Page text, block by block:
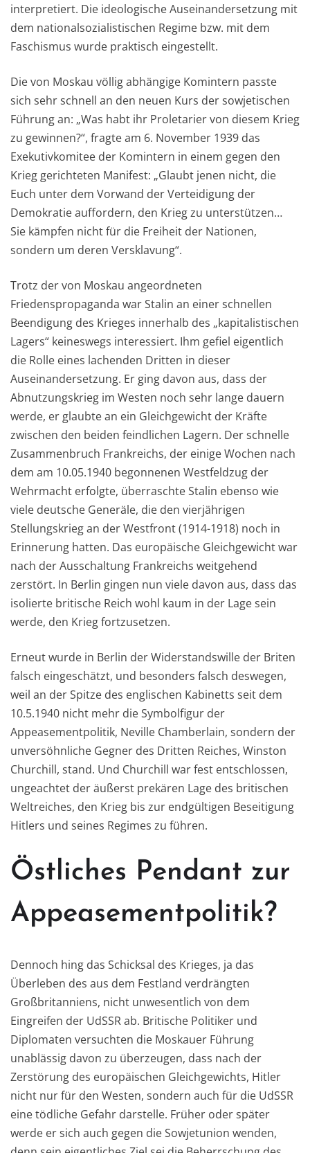
interpretiert. Die ideologische Auseinandersetzung mit
dem nationalsozialistischen Regime bzw. mit dem
Faschismus wurde praktisch eingestellt.
Die von Moskau völlig abhängige Komintern passte
sich sehr schnell an den neuen Kurs der sowjetischen
Führung an: „Was habt ihr Proletarier von diesem Krieg
zu gewinnen?“, fragte am 6. November 1939 das
Exekutivkomitee der Komintern in einem gegen den
Krieg gerichteten Manifest: „Glaubt jenen nicht, die
Euch unter dem Vorwand der Verteidigung der
Demokratie auffordern, den Krieg zu unterstützen…
Sie kämpfen nicht für die Freiheit der Nationen,
sondern um deren Versklavung“.
Trotz der von Moskau angeordneten
Friedenspropaganda war Stalin an einer schnellen
Beendigung des Krieges innerhalb des „kapitalistischen
Lagers“ keineswegs interessiert. Ihm gefiel eigentlich
die Rolle eines lachenden Dritten in dieser
Auseinandersetzung. Er ging davon aus, dass der
Abnutzungskrieg im Westen noch sehr lange dauern
werde, er glaubte an ein Gleichgewicht der Kräfte
zwischen den beiden feindlichen Lagern. Der schnelle
Zusammenbruch Frankreichs, der einige Wochen nach
dem am 10.05.1940 begonnenen Westfeldzug der
Wehrmacht erfolgte, überraschte Stalin ebenso wie
viele deutsche Generäle, die den vierjährigen
Stellungskrieg an der Westfront (1914-1918) noch in
Erinnerung hatten. Das europäische Gleichgewicht war
nach der Ausschaltung Frankreichs weitgehend
zerstört. In Berlin gingen nun viele davon aus, dass das
isolierte britische Reich wohl kaum in der Lage sein
werde, den Krieg fortzusetzen.
Erneut wurde in Berlin der Widerstandswille der Briten
falsch eingeschätzt, und besonders falsch deswegen,
weil an der Spitze des englischen Kabinetts seit dem
10.5.1940 nicht mehr die Symbolfigur der
Appeasementpolitik, Neville Chamberlain, sondern der
unversöhnliche Gegner des Dritten Reiches, Winston
Churchill, stand. Und Churchill war fest entschlossen,
ungeachtet der äußerst prekären Lage des britischen
Weltreiches, den Krieg bis zur endgültigen Beseitigung
Hitlers und seines Regimes zu führen.
Östliches Pendant zur
Appeasementpolitik?
Dennoch hing das Schicksal des Krieges, ja das
Überleben des aus dem Festland verdrängten
Großbritanniens, nicht unwesentlich von dem
Eingreifen der UdSSR ab. Britische Politiker und
Diplomaten versuchten die Moskauer Führung
unablässig davon zu überzeugen, dass nach der
Zerstörung des europäischen Gleichgewichts, Hitler
nicht nur für den Westen, sondern auch für die UdSSR
eine tödliche Gefahr darstelle. Früher oder später
werde er sich auch gegen die Sowjetunion wenden,